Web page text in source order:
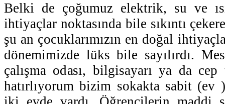
Belki de çoğumuz elektrik, su ve
ihtiyaçlar noktasında bile sıkıntı
şu an çocuklarımızın en doğal
dönemimizde lüks bile sayılırdı.
çalışma odası, bilgisayarı ya da
hatırlıyorum bizim sokakta sabit (ev